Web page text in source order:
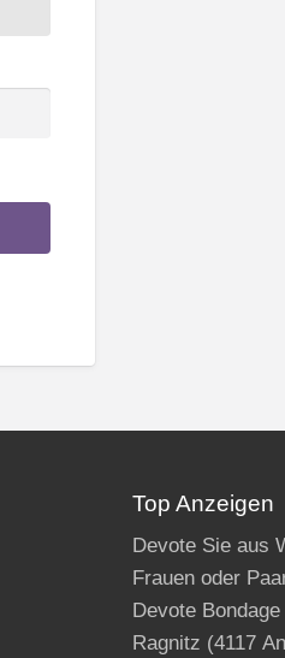
Top Anzeigen
Devote Sie aus
Frauen oder
Devote
Ragnitz (4117